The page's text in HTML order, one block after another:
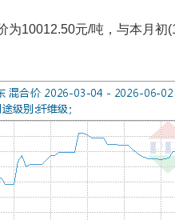
10012.50元/吨，与本月初